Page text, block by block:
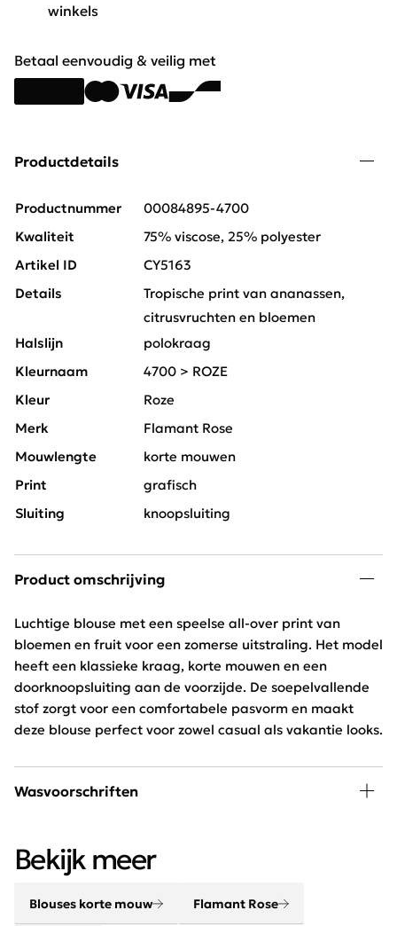
winkels
Betaal eenvoudig & veilig met
Productdetails
Productnummer
00084895-4700
Kwaliteit
75% viscose, 25% polyester
Artikel ID
CY5163
Details
Tropische print van ananassen,
citrusvruchten en bloemen
Halslijn
polokraag
Kleurnaam
4700 > ROZE
Kleur
Roze
Merk
Flamant Rose
Mouwlengte
korte mouwen
Print
grafisch
Sluiting
knoopsluiting
Product omschrijving
Luchtige blouse met een speelse all-over print van
bloemen en fruit voor een zomerse uitstraling. Het model
heeft een klassieke kraag, korte mouwen en een
doorknoopsluiting aan de voorzijde. De soepelvallende
stof zorgt voor een comfortabele pasvorm en maakt
deze blouse perfect voor zowel casual als vakantie looks.
Wasvoorschriften
Bekijk meer
Blouses korte mouw Flamant Rose